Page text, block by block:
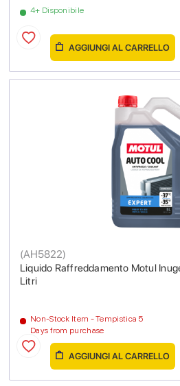
4+ Disponibile
AGGIUNGI AL CARRELLO
Liquido Raffreddamento Motul
Litri
(AH5822)
Non-Stock Item - Tempistica 5
Days from purchase
AGGIUNGI AL CARRELLO